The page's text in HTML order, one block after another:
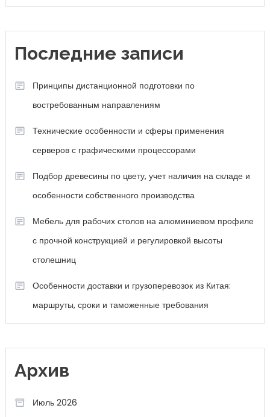
Последние записи
Принципы дистанционной подготовки по
востребованным направлениям
Технические особенности и сферы применения
серверов с графическими процессорами
Подбор древесины по цвету, учет наличия на складе и
особенности собственного производства
Мебель для рабочих столов на алюминиевом профиле
с прочной конструкцией и регулировкой высоты
столешниц
Особенности доставки и грузоперевозок из Китая:
маршруты, сроки и таможенные требования
Архив
Июль 2026